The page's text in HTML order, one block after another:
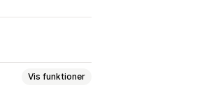
Vis funktioner